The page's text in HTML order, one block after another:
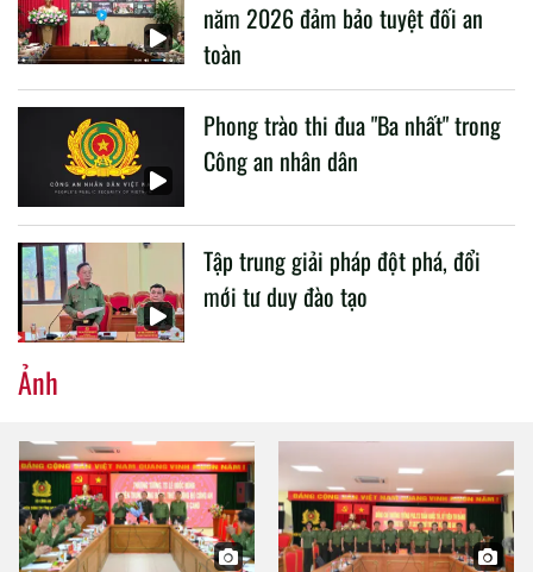
năm 2026 đảm bảo tuyệt đối an
toàn
Phong trào thi đua "Ba nhất" trong
Công an nhân dân
Tập trung giải pháp đột phá, đổi
mới tư duy đào tạo
Ảnh